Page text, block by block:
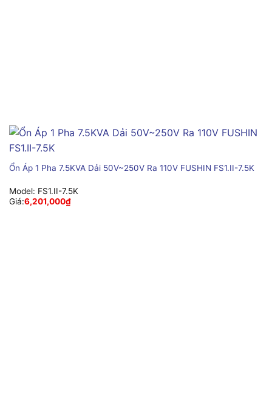
Ổn Áp 1 Pha 7.5KVA Dải 50V~250V Ra 110V FUSHIN FS1.II-7.5K
Model: FS1.II-7.5K
Giá:6,201,000₫